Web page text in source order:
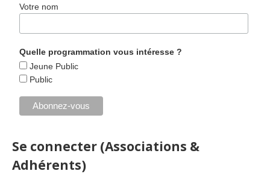
Votre nom
Quelle programmation vous intéresse ?
Jeune Public
Public
Se connecter (Associations &
Adhérents)